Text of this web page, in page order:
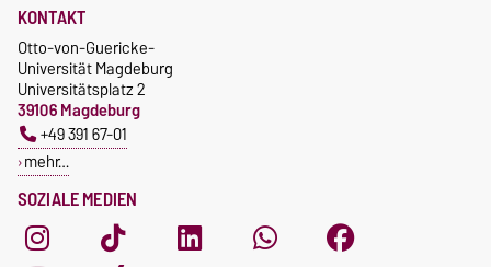
SOZIALE MEDIEN
KONTAKT
Otto-von-Guericke-
Universität Magdeburg
Universitätsplatz 2
39106 Magdeburg
+49 391 67-01
mehr…